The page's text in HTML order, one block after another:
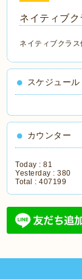
ネイティブク
ネイティブクラ
スケジュール
カウンター
Today :81
Yesterday :380
Total :407199